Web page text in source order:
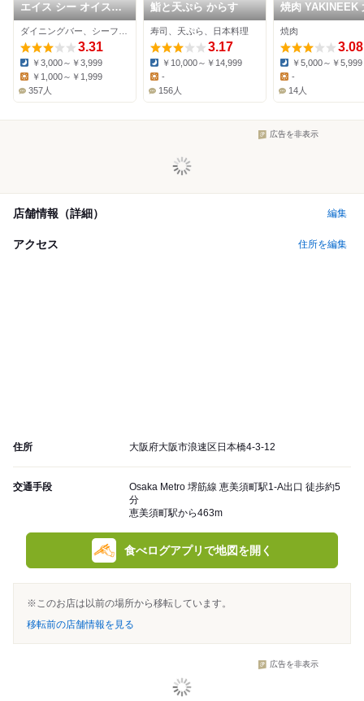
エイス シー オイスタ
ーバー なんばパーク
ス店
3.31
Dinner:
￥3,000～￥3,999
￥1,000～￥1,999
357人
鮨と天ぷら からす
寿司、天ぷら、日本料理
3.17
Dinner:
￥10,000～￥14,999
-
156人
焼肉 YAKINEEK
町店
焼肉
3.08
Dinner:
￥5,000～￥5,999
Lunch:
-
14人
広告を非表示
店舗情報（詳細） 編集
アクセス 住所を編集
住所 大阪府大阪市浪速区日本橋4-3-12
交通手段
Osaka Metro 堺筋線 恵美須町駅1-A出口 徒歩約5
分
恵美須町駅から463m
食べログアプリで地図を開く
※このお店は以前の場所から移転しています。
移転前の店舗情報を見る
広告を非表示